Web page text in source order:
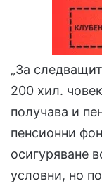
„За
200 хил.
получава и
пенсионни
осигуряване
условни, но